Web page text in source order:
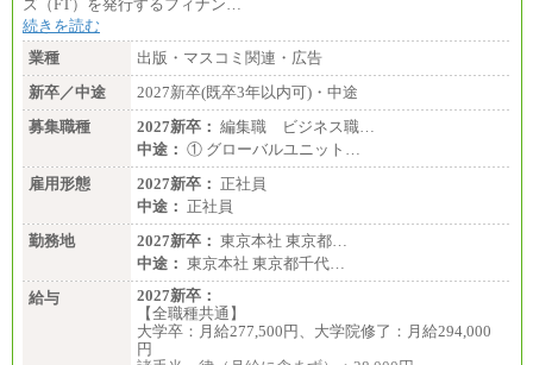
ズ（FT）を発行するフィナン…
続きを読む
業種
出版・マスコミ関連・広告
新卒／中途
2027新卒(既卒3年以内可)・中途
募集職種
2027新卒： 編集職 ビジネス職…
中途： ① グローバルユニット…
雇用形態
2027新卒： 正社員
中途： 正社員
勤務地
2027新卒： 東京本社 東京都…
中途： 東京本社 東京都千代…
給与
2027新卒：
【全職種共通】
大学卒：月給277,500円、大学院修了：月給294,000
円